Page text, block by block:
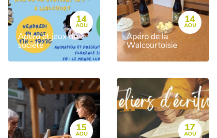
14
AOU
Apéro et jeux de
société
14
AOU
Apéro de la
Walcourtoisie
15
AOU
17
AOU